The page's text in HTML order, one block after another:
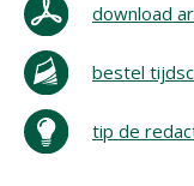
download
bestel
tip de